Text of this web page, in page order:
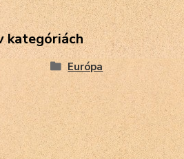
kategóriách
Európa